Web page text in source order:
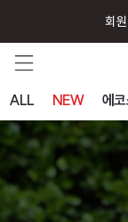
회
ALL NEW 에